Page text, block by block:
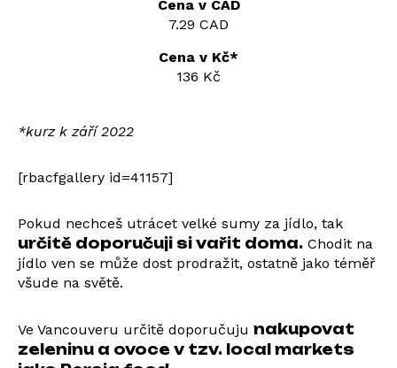
7.29 CAD
136 Kč
*kurz k září 2022
[rbacfgallery id=41157]
Pokud nechceš utrácet velké sumy za jídlo, tak
určitě doporučuji si vařit doma. Chodit na
jídlo ven se může dost prodražit, ostatně jako téměř
všude na světě.
Ve Vancouveru určitě doporučuju nakupovat
zeleninu a ovoce v tzv. local markets